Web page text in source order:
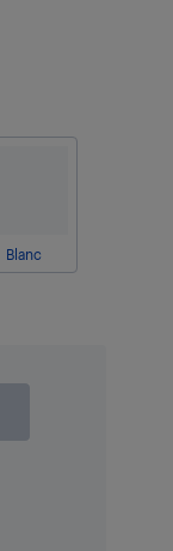
Blanc